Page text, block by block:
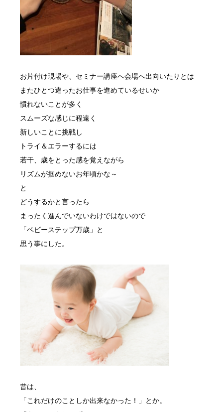
お片付け現場や、セミナー講座へ会場へ出向いたりとは
またひとつ違ったお仕事を進めているせいか
慣れないことが多く
スムーズな感じに程遠く
新しいことに挑戦し
トライ＆エラーするには
若干、歳をとった感を覚えながら
リズムが掴めないお年頃かな～
と
どうするかと言ったら
まったく進んでいないわけではないので
「ベビーステップ万歳」と
思う事にした。
昔は、
「これだけのことしか出来なかった！」とか。